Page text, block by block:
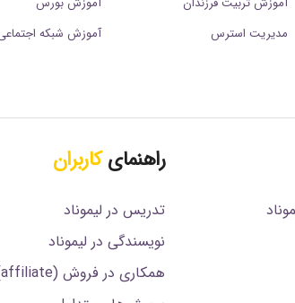
مدیریت استرس
آموزش شبکه
راهنمایکاربران
تدریس در لیموناد
نویسندگی در لیموناد
همکاری در فروش (affiliate)